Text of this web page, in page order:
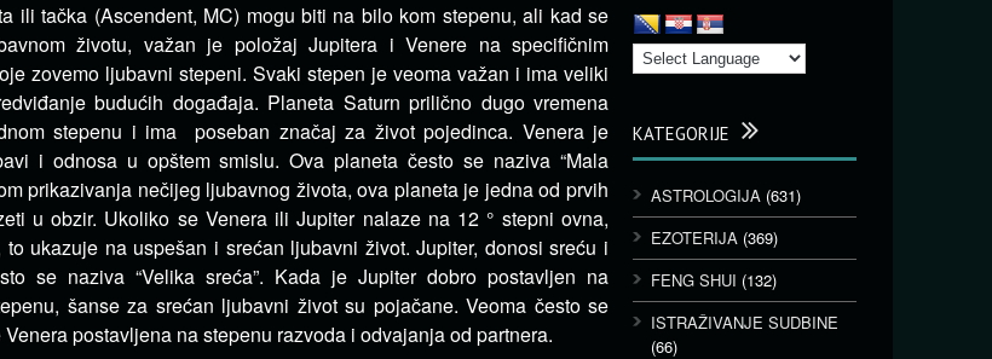
ili tačka (Ascendent, MC) mogu biti na bilo kom stepenu, ali kad se
životu, važan je položaj Jupitera i Venere na specifičnim
zovemo ljubavni stepeni. Svaki stepen je veoma važan i ima veliki
budućih događaja. Planeta Saturn prilično dugo vremena
stepenu i ima poseban značaj za život pojedinca. Venera je
i odnosa u opštem smislu. Ova planeta često se naziva “Mala
prikazivanja nečijeg ljubavnog života, ova planeta je jedna od prvih
u obzir. Ukoliko se Venera ili Jupiter nalaze na 12 ° stepni ovna,
to ukazuje na uspešan i srećan ljubavni život. Jupiter, donosi sreću i
se naziva “Velika sreća”. Kada je Jupiter dobro postavljen na
šanse za srećan ljubavni život su pojačane. Veoma često se
postavljena na stepenu razvoda i odvajanja od partnera.
KATEGORIJE
ASTROLOGIJA (631)
EZOTERIJA (369)
FENG SHUI (132)
ISTRAŽIVANJE SUDBINE
(66)